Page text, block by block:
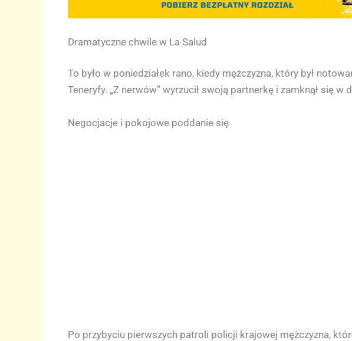
Dramatyczne chwile w La Salud
To było w poniedziałek rano, kiedy mężczyzna, który był
Teneryfy. „Z nerwów” wyrzucił swoją partnerkę i zamknął się
Negocjacje i pokojowe poddanie się
Po przybyciu pierwszych patroli policji krajowej mężczyzna,